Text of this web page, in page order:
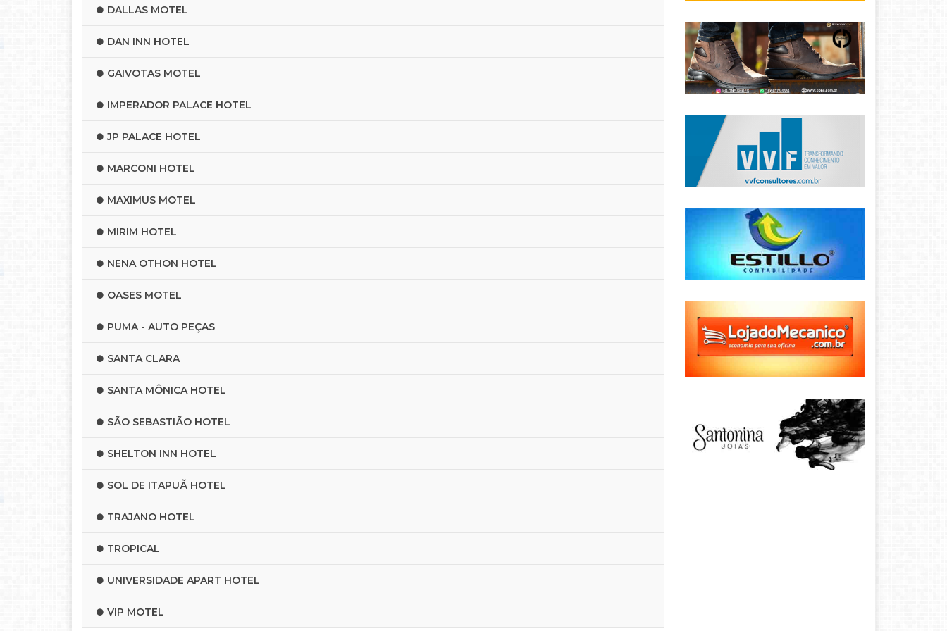
DALLAS MOTEL
DAN INN HOTEL
GAIVOTAS MOTEL
IMPERADOR PALACE HOTEL
JP PALACE HOTEL
MARCONI HOTEL
MAXIMUS MOTEL
MIRIM HOTEL
NENA OTHON HOTEL
OASES MOTEL
PUMA - AUTO PEÇAS
SANTA CLARA
SANTA MÔNICA HOTEL
SÃO SEBASTIÃO HOTEL
SHELTON INN HOTEL
SOL DE ITAPUÃ HOTEL
TRAJANO HOTEL
TROPICAL
UNIVERSIDADE APART HOTEL
VIP MOTEL